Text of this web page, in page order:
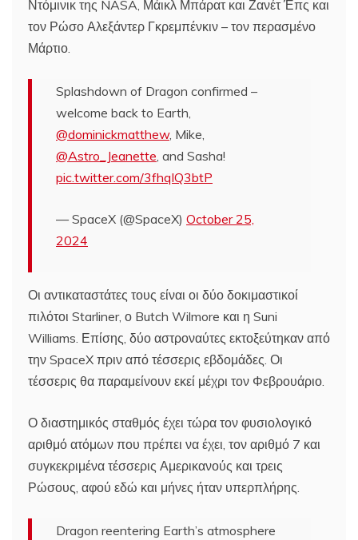
Ντόμινικ της NASA, Μάικλ Μπάρατ και Ζανέτ Έπς και
τον Ρώσο Αλεξάντερ Γκρεμπένκιν – τον περασμένο
Μάρτιο.
Splashdown of Dragon confirmed –
welcome back to Earth,
@dominickmatthew, Mike,
@Astro_Jeanette, and Sasha!
pic.twitter.com/3fhqlQ3btP
— SpaceX (@SpaceX) October 25,
2024
Οι αντικαταστάτες τους είναι οι δύο δοκιμαστικοί
πιλότοι Starliner, ο Butch Wilmore και η Suni
Williams. Επίσης, δύο αστροναύτες εκτοξεύτηκαν από
την SpaceX πριν από τέσσερις εβδομάδες. Οι
τέσσερις θα παραμείνουν εκεί μέχρι τον Φεβρουάριο.
Ο διαστημικός σταθμός έχει τώρα τον φυσιολογικό
αριθμό ατόμων που πρέπει να έχει, τον αριθμό 7 και
συγκεκριμένα τέσσερις Αμερικανούς και τρεις
Ρώσους, αφού εδώ και μήνες ήταν υπερπλήρης.
Dragon reentering Earth’s atmosphere